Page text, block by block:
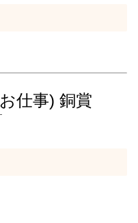
仕事) 銅賞